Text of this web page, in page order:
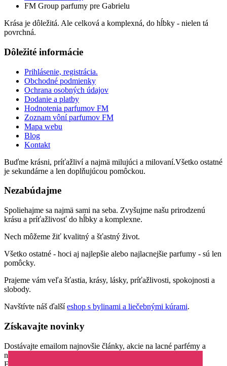
FM Group parfumy pre Gabrielu
Krása je dôležitá. Ale celková a komplexná, do hĺbky - nielen tá
povrchná.
Dôležité informácie
Prihlásenie, registrácia.
Obchodné podmienky
Ochrana osobných údajov
Dodanie a platby
Hodnotenia parfumov FM
Zoznam vôní parfumov FM
Mapa webu
Blog
Kontakt
Buďme krásni, príťažliví a najmä milujúci a milovaní.Všetko ostatné
je sekundárne a len doplňujúcou pomôckou.
Nezabúdajme
Spoliehajme sa najmä sami na seba. Zvyšujme našu prirodzenú
krásu a príťažlivosť do hĺbky a komplexne.
Nech môžeme žiť kvalitný a šťastný život.
Všetko ostatné - hoci aj najlepšie alebo najlacnejšie parfumy - sú len
pomôcky.
Prajeme vám veľa šťastia, krásy, lásky, príťažlivosti, spokojnosti a
slobody.
Navštívte náš ďalšíeshop s bylinami a liečebnými kúrami.
Získavajte novinky
Dostávajte emailom najnovšie články, akcie na lacné parfémy a
novinky parfumov.
Email